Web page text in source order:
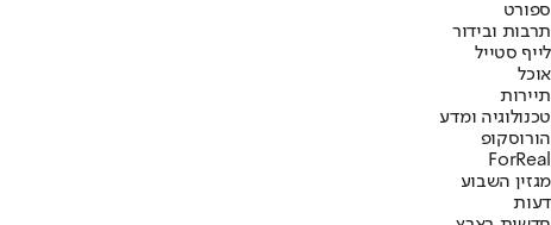
ספורט
תרבות ובידור
לייף סטייל
אוכל
תיירות
טכנולוגיה ומדע
הורוסקופ
ForReal
מגזין השבוע
דעות